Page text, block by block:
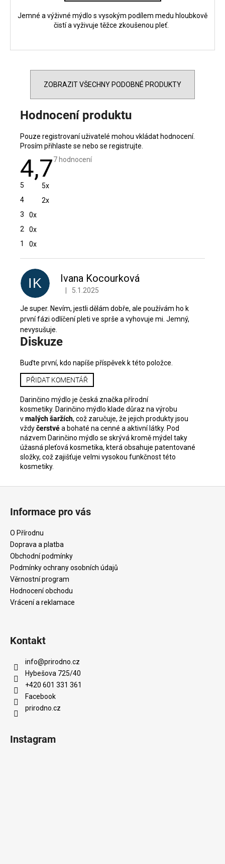
Jemné a výživné mýdlo s vysokým podílem medu hloubkově
čistí a vyživuje těžce zkoušenou pleť.
ZOBRAZIT VŠECHNY PODOBNÉ PRODUKTY
Hodnocení produktu
Pouze registrovaní uživatelé mohou vkládat hodnocení.
Prosím přihlaste se nebo se registrujte.
4,7Průměrné
7 hodnocení
5
5x
4
2x
3
0x
2
0x
1
0x
p
i
h
o
d
n
c
e
n
í
IK Ivana Kocourková
Hodnocení produktu je 5 z 5 hvězdiček.
5.1.2025
Je super. Nevím, jestli dělám dobře, ale používám ho k
první fázi odlíčení pleti ve sprše a vyhovuje mi. Jemný,
nevysušuje.
Diskuze
Buďte první, kdo napíše příspěvek k této položce.
PŘIDAT KOMENTÁŘ
Darinčino mýdlo je česká značka přírodní
kosmetiky. Darinčino mýdlo klade důraz na výrobu
vmalých šaržích, což zaručuje, že jejich produkty jsou
vždyčerstvéa bohaté na cenné a aktivní látky. Pod
názvem Darinčino mýdlo se skrývá kromě mýdel taky
úžasná pleťová kosmetika, která obsahuje patentované
složky, což zajišťuje velmi vysokou funkčnost této
kosmetiky.
Informace pro vás
O Přírodnu
Doprava a platba
Obchodní podmínky
Podmínky ochrany osobních údajů
Věrnostní program
Hodnocení obchodu
Vrácení a reklamace
Kontakt
info@prirodno.cz
Hybešova 725/40
+420 601 331 361
Facebook
prirodno.cz
Instagram